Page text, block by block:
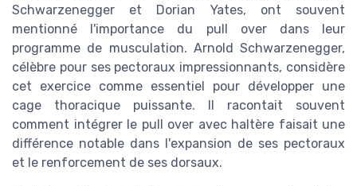
Schwarzenegger et Dorian Yates, ont souvent
mentionné l'importance du pull over dans leur
programme de musculation. Arnold Schwarzenegger,
célèbre pour ses pectoraux impressionnants, considère
cet exercice comme essentiel pour développer une
cage thoracique puissante. Il racontait souvent
comment intégrer le pull over avec haltère faisait une
différence notable dans l'expansion de ses pectoraux
et le renforcement de ses dorsaux.